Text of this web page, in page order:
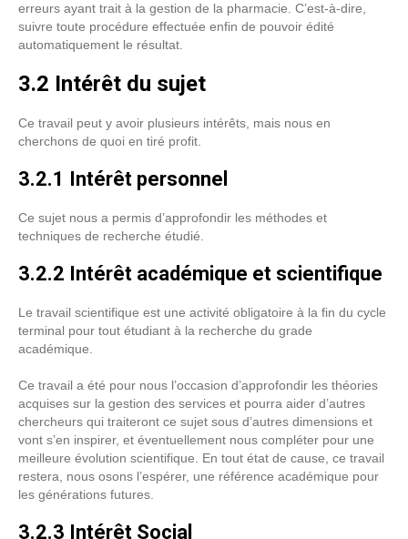
erreurs ayant trait à la gestion de la pharmacie. C’est-à-dire,
suivre toute procédure effectuée enfin de pouvoir édité
automatiquement le résultat.
3.2 Intérêt du sujet
Ce travail peut y avoir plusieurs intérêts, mais nous en
cherchons de quoi en tiré profit.
3.2.1 Intérêt personnel
Ce sujet nous a permis d’approfondir les méthodes et
techniques de recherche étudié.
3.2.2 Intérêt académique et scientifique
Le travail scientifique est une activité obligatoire à la fin du cycle
terminal pour tout étudiant à la recherche du grade
académique.
Ce travail a été pour nous l’occasion d’approfondir les théories
acquises sur la gestion des services et pourra aider d’autres
chercheurs qui traiteront ce sujet sous d’autres dimensions et
vont s’en inspirer, et éventuellement nous compléter pour une
meilleure évolution scientifique. En tout état de cause, ce travail
restera, nous osons l’espérer, une référence académique pour
les générations futures.
3.2.3 Intérêt Social